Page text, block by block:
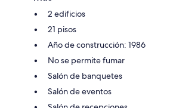
2 edificios
21 pisos
Año de construcción: 1986
No se permite fumar
Salón de banquetes
Salón de eventos